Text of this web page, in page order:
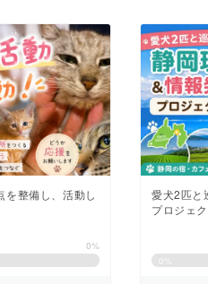
を整備し、活動し
0%
愛犬2匹と
プロジェク
0